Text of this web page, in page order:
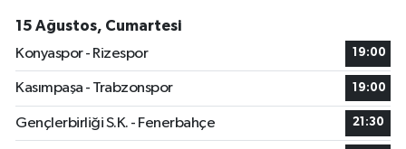
15 Ağustos, Cumartesi
Konyaspor - Rizespor
19:00
Kasımpaşa - Trabzonspor 19:00
Gençlerbirliği S.K. - Fenerbahçe 21:30